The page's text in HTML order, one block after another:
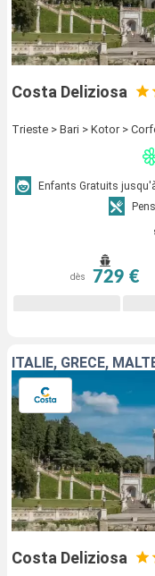
Costa Deliziosa
Trieste > Bari > Kotor >
Enfants Gratuits
dès 729 €
ITALIE, GRÈCE,
Costa Deliziosa